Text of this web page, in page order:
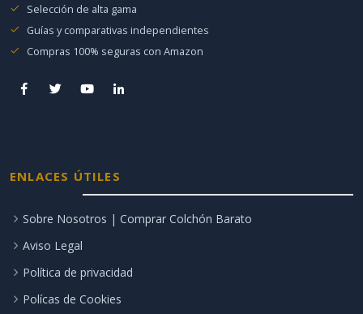
Selección de alta gama
Guías y comparativas independientes
Compras 100% seguras con Amazon
ENLACES ÚTILES
Sobre Nosotros | Comprar Colchón Barato
Aviso Legal
Política de privacidad
Polícas de Cookies